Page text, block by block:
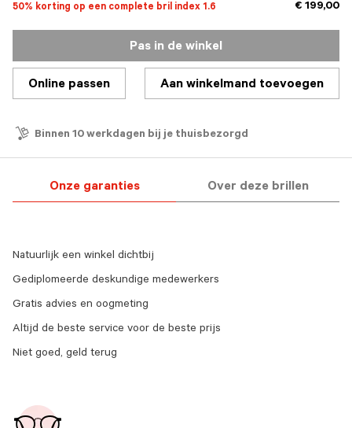
50% korting op een complete bril index 1.6 € 199,00
Pas in de winkel
Online passen Aan winkelmand toevoegen
Binnen 10 werkdagen bij je thuisbezorgd
Onze garanties Over deze brillen
Natuurlijk een winkel dichtbij
Gediplomeerde deskundige medewerkers
Gratis advies en oogmeting
Altijd de beste service voor de beste prijs
Niet goed, geld terug